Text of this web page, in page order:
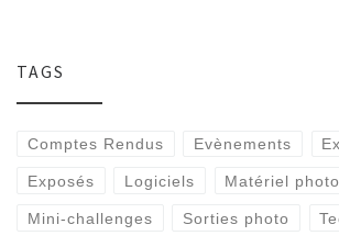
TAGS
Comptes Rendus Evènements
Exposés Logiciels Matériel photo
Mini-challenges Sorties photo